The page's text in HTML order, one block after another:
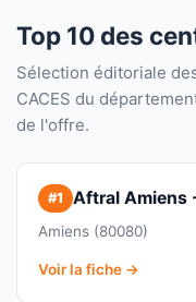
Top 10 des
Sélection éditoriale
CACES du
de l'offre.
#1 Aftral Amiens
Amiens (80080)
Voir la fiche →